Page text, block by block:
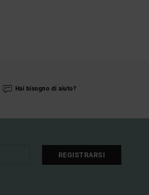
Hai bisogno di aiuto?
REGISTRARSI